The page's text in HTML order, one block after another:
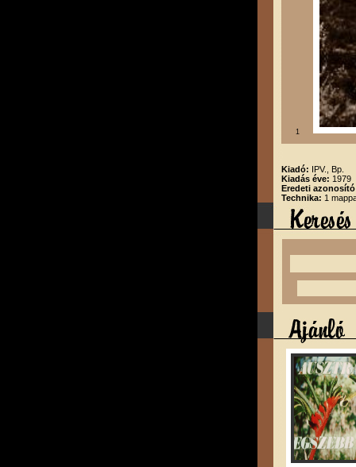
1
Kiadó: IPV., Bp.
Kiadás éve: 1979
Eredeti
Technika: 1